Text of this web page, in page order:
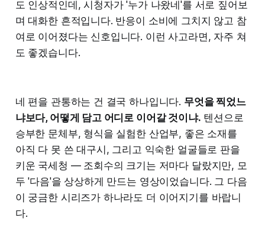
도 인상적인데, 시청자가 '누가 나왔네'를 서로 짚어보
며 대화한 흔적입니다. 반응이 소비에 그치지 않고 참
여로 이어졌다는 신호입니다. 이런 사고라면, 자주 쳐
도 좋겠습니다.
네 편을 관통하는 건 결국 하나입니다. 무엇을 찍었느
냐보다, 어떻게 담고 어디로 이어갈 것이냐. 텐션으로
승부한 문체부, 형식을 실험한 산업부, 좋은 소재를
아직 다 못 쓴 대구시, 그리고 익숙한 얼굴들로 판을
키운 국세청 — 조회수의 크기는 저마다 달랐지만, 모
두 '다음'을 상상하게 만드는 영상이었습니다. 그 다음
이 궁금한 시리즈가 하나라도 더 이어지기를 바랍니
다.